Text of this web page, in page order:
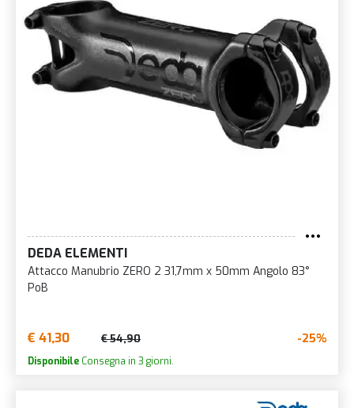
DEDA ELEMENTI
Attacco Manubrio ZERO 2 31,7mm x 50mm Angolo 83°
PoB
€ 41,30 € 54,90 -25%
Disponibile Consegna in 3 giorni.